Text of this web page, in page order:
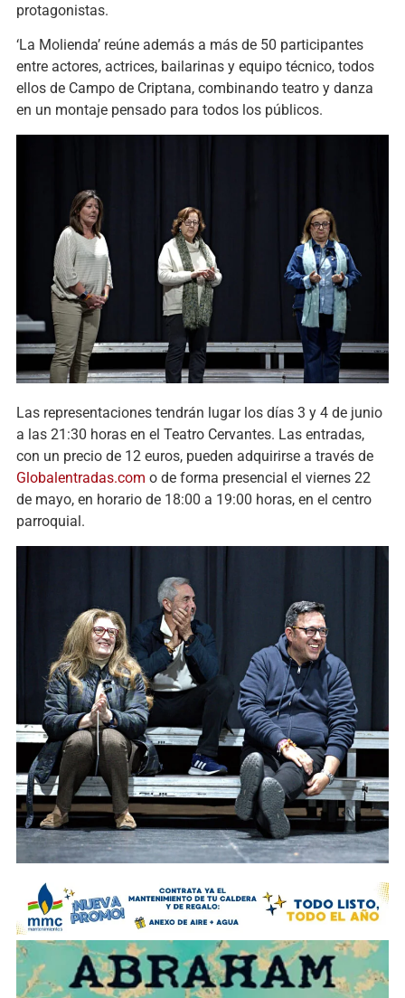
protagonistas.
‘La Molienda’ reúne además a más de 50 participantes
entre actores, actrices, bailarinas y equipo técnico, todos
ellos de Campo de Criptana, combinando teatro y danza
en un montaje pensado para todos los públicos.
Las representaciones tendrán lugar los días 3 y 4 de junio
a las 21:30 horas en el Teatro Cervantes. Las entradas,
con un precio de 12 euros, pueden adquirirse a través de
Globalentradas.com o de forma presencial el viernes 22
de mayo, en horario de 18:00 a 19:00 horas, en el centro
parroquial.